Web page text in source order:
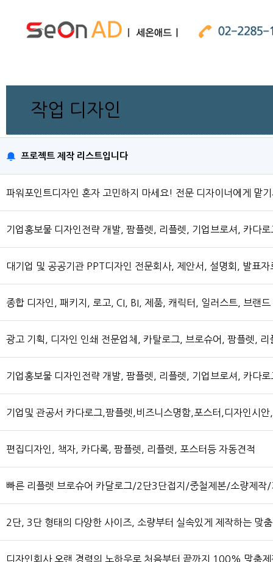
작업 디자인
프로젝트 제작 리스트입니다
파워포인트디자인 혼자 고민하지 마세요! 전문 디자이너에게 맡
기업홍보물 디자인전략 개발, 팜플렛, 리플렛, 기업브로셔, 카다
대기업 및 공공기관 PPT디자인 전문회사, 제안서, 설명회, 발표자
종합 디자인, 패키지, 로고, CI, BI, 제품, 캐릭터, 일러스트, 브랜
광고 기획, 디자인 인쇄 전문업체, 카탈로그, 브로슈어, 팜플렛, 리
기업홍보물 디자인전략 개발, 팜플렛, 리플렛, 기업브로셔, 카다
기업및 관공서 카다로그,팜플렛,비즈니스명함,포스터,디자인시안
편집디자인, 책자, 카다록, 팜플렛, 리플렛, 포스터등 자동견적
빠른 리플렛 브로슈어 카달로그/2단3단접지/중철제본/소량제작/
2단, 3단 형태의 다양한 사이즈, 소량부터 실속있게 제작하는 맞
디자인회사 오랜 경력의 노하우로 처음부터 끝까지 100% 맞춤제